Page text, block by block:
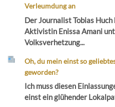
Verleumdung an
Der Journalist Tobias
Aktivistin Enissa Amani
Volksverhetzung...
Oh, du mein einst so
geworden?
Ich muss diesen
einst ein glühender